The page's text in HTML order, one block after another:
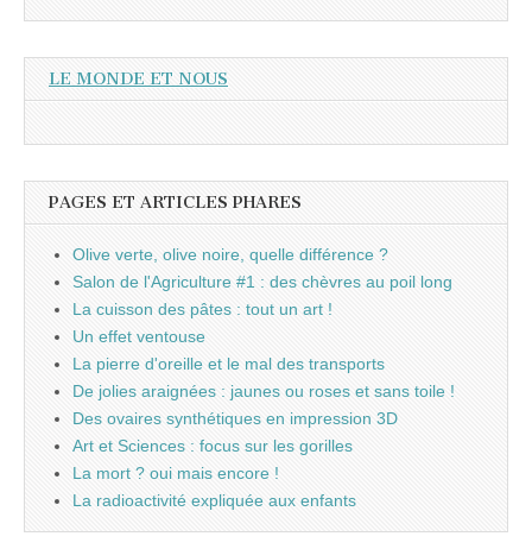
LE MONDE ET NOUS
PAGES ET ARTICLES PHARES
Olive verte, olive noire, quelle différence ?
Salon de l'Agriculture #1 : des chèvres au poil long
La cuisson des pâtes : tout un art !
Un effet ventouse
La pierre d'oreille et le mal des transports
De jolies araignées : jaunes ou roses et sans toile !
Des ovaires synthétiques en impression 3D
Art et Sciences : focus sur les gorilles
La mort ? oui mais encore !
La radioactivité expliquée aux enfants